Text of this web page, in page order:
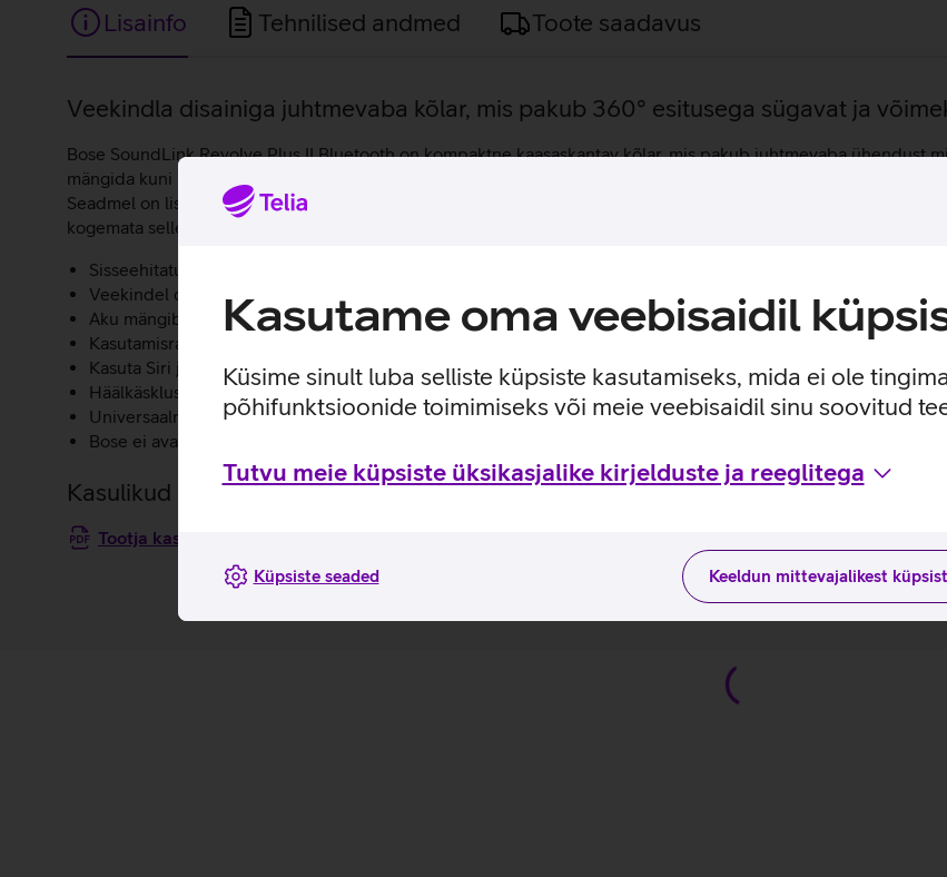
Kasutame oma veebisaidil
Küsime sinult luba selliste küpsiste kasutamiseks, mida ei ole
põhifunktsioonide toimimiseks või meie veebisaidil sinu soovitud
Tutvu meie küpsiste üksikasjalike kirjelduste ja reeglitega
Keeldun mittevajalikest
Küpsiste seaded
Lisainfo Tehnilised andmed Toote saadavus
Lisainfo
Veekindla disainiga juhtmevaba kõlar, mis pakub 360° esitusega sügavat ja
Bose SoundLink Revolve Plus II Bluetooth on kompaktne kaasaskantav kõlar, mis pakub juhtmevaba ühendust
mängida kuni 17 tundi järjest. Kõlari 360 kraadi disain võimaldab nautida heli igas ulatuses. Aseta lihtsalt seade
Seadmel on lisaks veekindel disain, mistõttu võid kõlarit julgelt kaasa võtta basseini või veekogu äärde. Lisaks
kogemata selle kukutad või asetad sobivale tasapinnale veidi tugevamalt, kui seda soovisid.
Sisseehitatud mikrofon võimaldab kõlari kaudu kõnedele vastata.
Veekindel disain lubab kõlarit kõikjale kaasa võtta.
Aku mängib muusikat kuni 17 tundi.
Kasutamisraadius on 9 meetrit.
Kasuta Siri ja Google Now kõneposte otse oma kõlari kaudu.
Häälkäsklused teevad kõlari ühendamise lihtsalt. Ühenda korraga 2 seadet ja kõlar jätab meelde viimati
Universaalne kinnitus lubab kinnitada kõlari iga statiivi peale.
Bose ei avalda järgmisi andmeid: Võimsus (kõlarid).
Kasulikud lingid
Tootja kasutusjuhend kõlarile Bose Soundlink Revolve Plus II